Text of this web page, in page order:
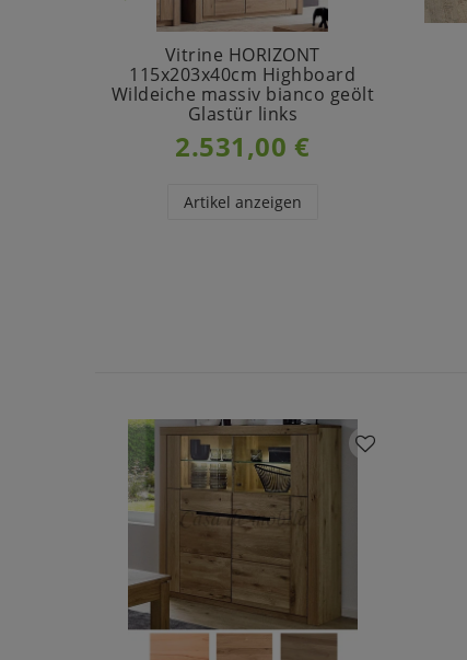
Vitrine HORIZONT
115x203x40cm Highboard
Wildeiche massiv bianco geölt
Glastür links
2.531,00 €
Artikel anzeigen